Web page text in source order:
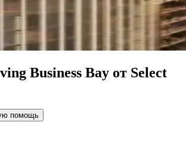
Business Bay от Select
помощь